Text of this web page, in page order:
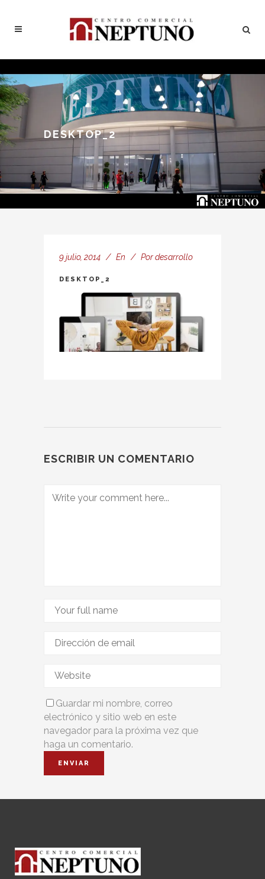
DESKTOP_2
9 julio, 2014 En Pordesarrollo
DESKTOP_2
ESCRIBIR UN COMENTARIO
Guardar mi nombre, correo
electrónico y sitio web en este
navegador para la próxima vez que
haga un comentario.